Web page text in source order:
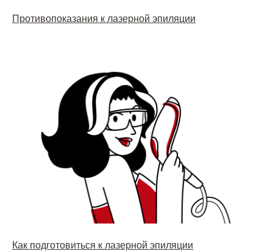
Противопоказания к лазерной эпиляции
Как подготовиться к лазерной эпиляции